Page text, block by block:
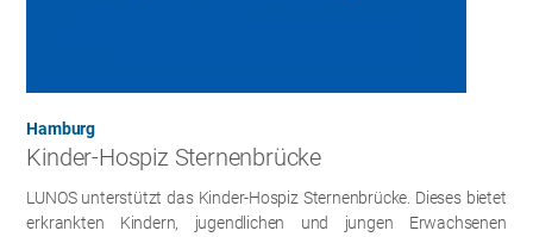
Hamburg
Kinder-Hospiz Sternenbrücke
LUNOS unterstützt das Kinder-Hospiz Sternenbrücke. Dieses bietet
erkrankten Kindern, jugendlichen und jungen Erwachsenen